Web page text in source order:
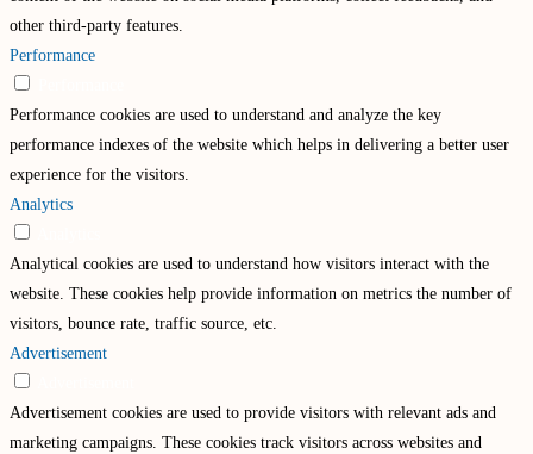
other third-party features.
Performance
Performance cookies are used to understand and analyze the key
performance indexes of the website which helps in delivering a better user
experience for the visitors.
Analytics
Analytical cookies are used to understand how visitors interact with the
website. These cookies help provide information on metrics the number of
visitors, bounce rate, traffic source, etc.
Advertisement
Advertisement cookies are used to provide visitors with relevant ads and
marketing campaigns. These cookies track visitors across websites and